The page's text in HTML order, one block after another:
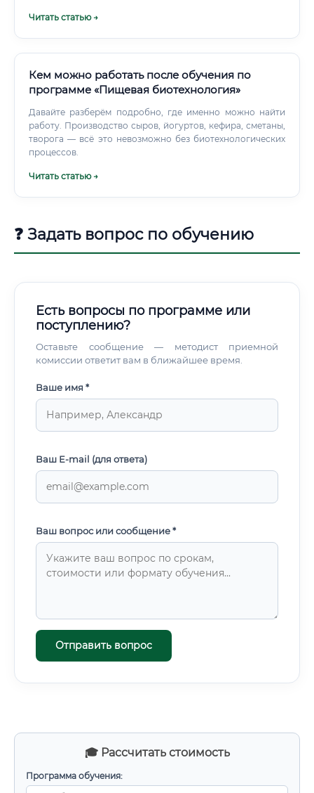
🎓 Рассчитать стоимость
Программа обучения:
производственного контроля; ✅ опыт работы с крупными
подрядчиками; ✅ публикации и участие в научных
проектах; ✅ готовность к командировкам.
Читать статью →
Кем можно работать после обучения по
программе «Пищевая биотехнология»
Давайте разберём подробно, где именно можно найти
работу. Производство сыров, йогуртов, кефира, сметаны,
творога — всё это невозможно без биотехнологических
процессов.
Читать статью →
❓ Задать вопрос по обучению
Есть вопросы по программе или
поступлению?
Оставьте сообщение — методист приемной
комиссии ответит вам в ближайшее время.
Ваше имя *
Ваш E-mail (для ответа)
Ваш вопрос или сообщение *
Отправить вопрос